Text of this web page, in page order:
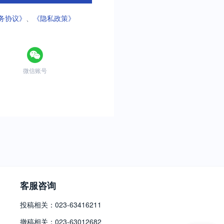
协议》 、 《隐私政策》
微信账号
客服咨询
投稿相关：023-63416211
撤稿相关：023-63012682